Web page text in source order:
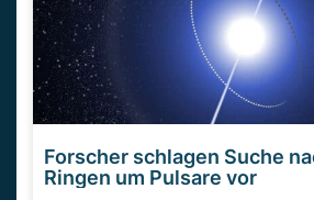
Forscher schlagen Suche
Ringen um Pulsare vor